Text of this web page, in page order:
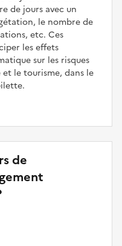
de jours avec un
le nombre de
etc. Ces
les effets
sur les risques
le tourisme, dans le
de